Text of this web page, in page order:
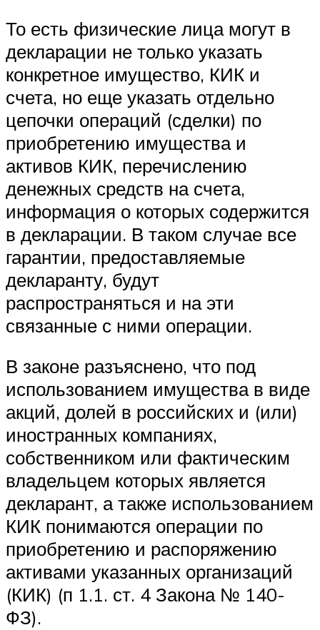
То есть физические лица могут в
декларации не только указать
конкретное имущество, КИК и
счета, но еще указать отдельно
цепочки операций (сделки) по
приобретению имущества и
активов КИК, перечислению
денежных средств на счета,
информация о которых содержится
в декларации. В таком случае все
гарантии, предоставляемые
декларанту, будут
распространяться и на эти
связанные с ними операции.
В законе разъяснено, что под
использованием имущества в виде
акций, долей в российских и (или)
иностранных компаниях,
собственником или фактическим
владельцем которых является
декларант, а также использованием
КИК понимаются операции по
приобретению и распоряжению
активами указанных организаций
(КИК) (п 1.1. ст. 4 Закона № 140-
ФЗ).